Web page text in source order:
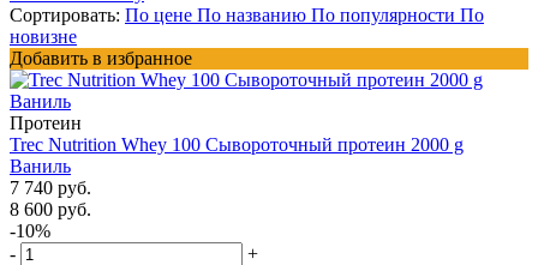
Сортировать: По цене По названию По популярности По
новизне
Добавить в избранное
Протеин
Trec Nutrition Whey 100 Сывороточный протеин 2000 g
Ваниль
7 740 руб.
8 600 руб.
-10%
-
+